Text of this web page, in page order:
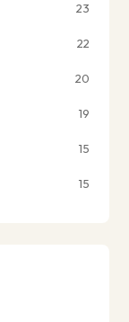
23
22
20
19
15
15